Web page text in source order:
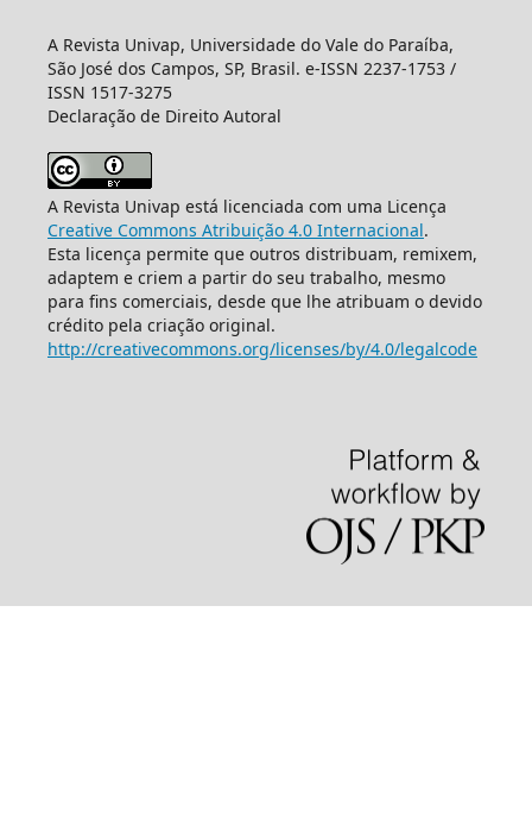
A Revista Univap, Universidade do Vale do Paraíba,
São José dos Campos, SP, Brasil. e-ISSN 2237-1753 /
ISSN 1517-3275
Declaração de Direito Autoral
A Revista Univap está licenciada com uma Licença
Creative Commons Atribuição 4.0 Internacional.
Esta licença permite que outros distribuam, remixem,
adaptem e criem a partir do seu trabalho, mesmo
para fins comerciais, desde que lhe atribuam o devido
crédito pela criação original.
http://creativecommons.org/licenses/by/4.0/legalcode